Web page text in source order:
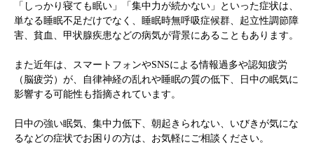
「しっかり寝ても眠い」「集中力が続かない」といった症状は、
単なる睡眠不足だけでなく、睡眠時無呼吸症候群、起立性調節障
害、貧血、甲状腺疾患などの病気が背景にあることもあります。
また近年は、スマートフォンやSNSによる情報過多や認知疲労
（脳疲労）が、自律神経の乱れや睡眠の質の低下、日中の眠気に
影響する可能性も指摘されています。
日中の強い眠気、集中力低下、朝起きられない、いびきが気にな
るなどの症状でお困りの方は、お気軽にご相談ください。